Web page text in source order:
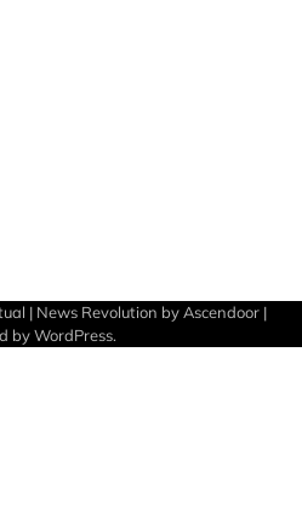
| News Revolution by Ascendoor |
byWordPress.